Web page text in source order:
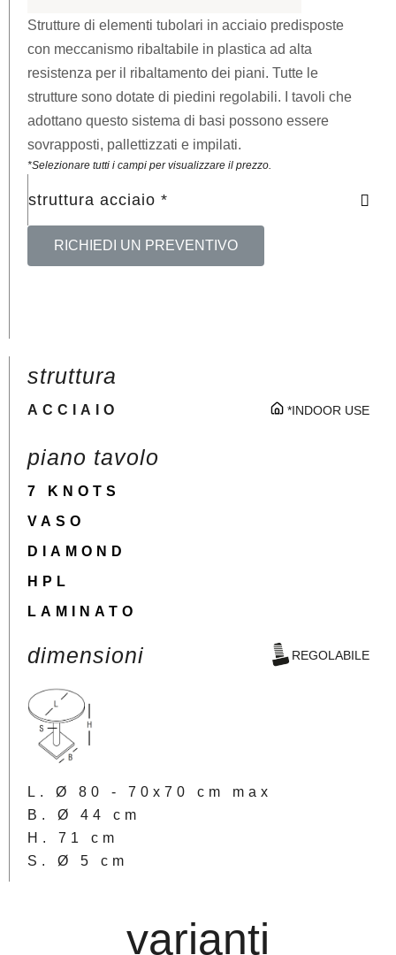
Strutture di elementi tubolari in acciaio predisposte
con meccanismo ribaltabile in plastica ad alta
resistenza per il ribaltamento dei piani. Tutte le
strutture sono dotate di piedini regolabili. I tavoli che
adottano questo sistema di basi possono essere
sovrapposti, pallettizzati e impilati.
*Selezionare tutti i campi per visualizzare il prezzo.
struttura acciaio *
RICHIEDI UN PREVENTIVO
struttura
ACCIAIO *INDOOR USE
piano tavolo
7 KNOTS
VASO
DIAMOND
HPL
LAMINATO
REGOLABILE
dimensioni
L. Ø 80 - 70x70 cm max
B. Ø 44 cm
H. 71 cm
S. Ø 5 cm
varianti